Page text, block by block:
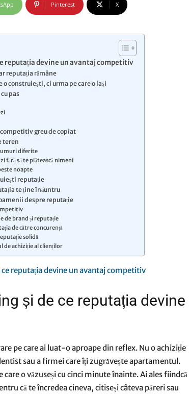
comunicate
Pinterest X
reputația devine un avantaj competitiv
reputația rămâne
o construiești, ci urma pe care o lași
pas
greu de copiat
teren
diferite
fără să te plătească nimeni
noapte
reputație
te ține înăuntru
despre reputație
de brand și reputație
de către concurență
solidă
de achiziție al clienților
și de ce reputația devine
pe care ai luat-o aproape din reflex. Nu o achiziție
sau a firmei care îți zugrăvește apartamentul.
o văzuseși cu cinci minute înainte. Ai ales fiindcă
că te încredea cineva, citiseși câteva păreri sau